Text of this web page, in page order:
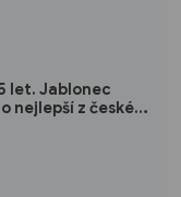
let. Jablonec
nejlepší z české